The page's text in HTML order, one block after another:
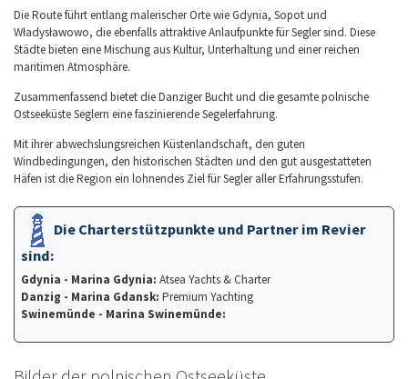
Die Route führt entlang malerischer Orte wie Gdynia, Sopot und
Władysławowo, die ebenfalls attraktive Anlaufpunkte für Segler sind. Diese
Städte bieten eine Mischung aus Kultur, Unterhaltung und einer reichen
maritimen Atmosphäre.
Zusammenfassend bietet die Danziger Bucht und die gesamte polnische
Ostseeküste Seglern eine faszinierende Segelerfahrung.
Mit ihrer abwechslungsreichen Küstenlandschaft, den guten
Windbedingungen, den historischen Städten und den gut ausgestatteten
Häfen ist die Region ein lohnendes Ziel für Segler aller Erfahrungsstufen.
Die Charterstützpunkte und Partner im Revier
sind:
Gdynia - Marina Gdynia: Atsea Yachts & Charter
Danzig - Marina Gdansk: Premium Yachting
Swinemünde - Marina Swinemünde: